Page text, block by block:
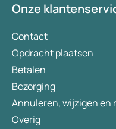
Onze
Contact
Opdracht plaatsen
Betalen
Bezorging
Annuleren, wijzigen en
Overig